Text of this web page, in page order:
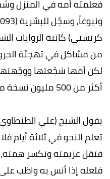
فعلمته أمه في المنزل
كريستي) كاتبة الروايات
من مشاكل في تهجئة
لكن أمها شجّعتها ووجّهتها
أكثر من 500 مليون نسخة من رواياتها .
يقول الشيخ (علي
تعلم النحو في ثلاثة أيام
فتقل عزيمته وتكسر همته,
فلعله إذا أنس به واظب